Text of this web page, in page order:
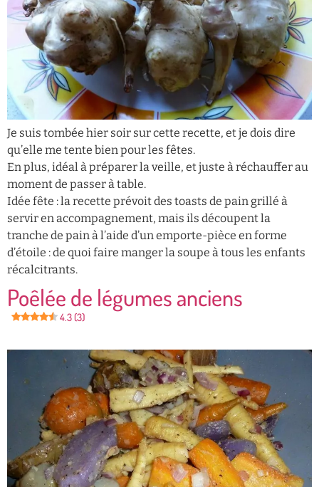
Je suis tombée hier soir sur cette recette, et je dois dire
qu’elle me tente bien pour les fêtes.
En plus, idéal à préparer la veille, et juste à réchauffer au
moment de passer à table.
Idée fête : la recette prévoit des toasts de pain grillé à
servir en accompagnement, mais ils découpent la
tranche de pain à l’aide d’un emporte-pièce en forme
d’étoile : de quoi faire manger la soupe à tous les enfants
récalcitrants.
Poêlée de légumes anciens
4.3 (3)